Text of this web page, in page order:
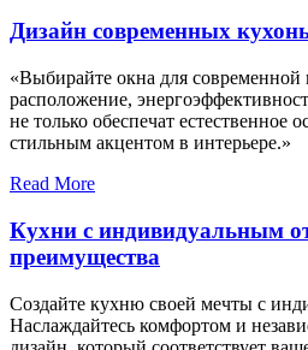
Дизайн современных
«Выбирайте окна для современной
расположение,
не только обеспечат естественное
стильным акцентом в интерьере.»
Read More
Кухни с индивидуальным
преимущества
Создайте кухню своей мечты с
Наслаждайтесь комфортом и